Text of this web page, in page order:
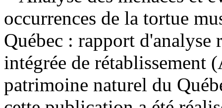
occurrences de la tortue
Québec : rapport d'analyse
intégrée de rétablissement
patrimoine naturel du